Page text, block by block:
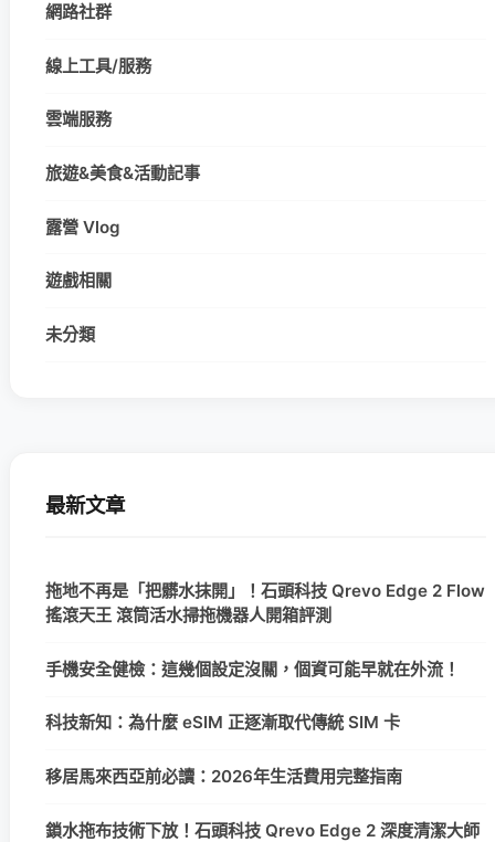
網路社群
線上工具/服務
雲端服務
旅遊&美食&活動記事
露營 Vlog
遊戲相關
未分類
最新文章
拖地不再是「把髒水抹開」！石頭科技 Qrevo Edge 2 Flow
搖滾天王 滾筒活水掃拖機器人開箱評測
手機安全健檢：這幾個設定沒關，個資可能早就在外流！
科技新知：為什麼 eSIM 正逐漸取代傳統 SIM 卡
移居馬來西亞前必讀：2026年生活費用完整指南
鎖水拖布技術下放！石頭科技 Qrevo Edge 2 深度清潔大師